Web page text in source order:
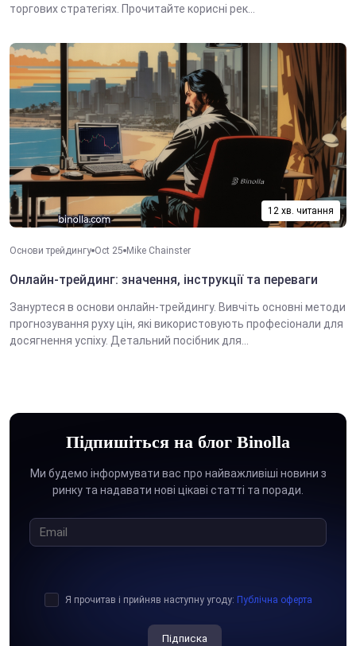
торгових стратегіях. Прочитайте корисні рек...
12 хв. читання
Основи трейдингу Oct 25 Mike Chainster
Онлайн-трейдинг: значення, інструкції та переваги
Зануртеся в основи онлайн-трейдингу. Вивчіть основні методи
прогнозування руху цін, які використовують професіонали для
досягнення успіху. Детальний посібник для...
Підпишіться на блог Binolla
Ми будемо інформувати вас про найважливіші новини з
ринку та надавати нові цікаві статті та поради.
Підписка
Я прочитав і прийняв наступну угоду: Публічна оферта